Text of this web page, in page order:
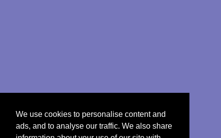
We use cookies to personalise content and
ads, and to analyse our traffic. We also share